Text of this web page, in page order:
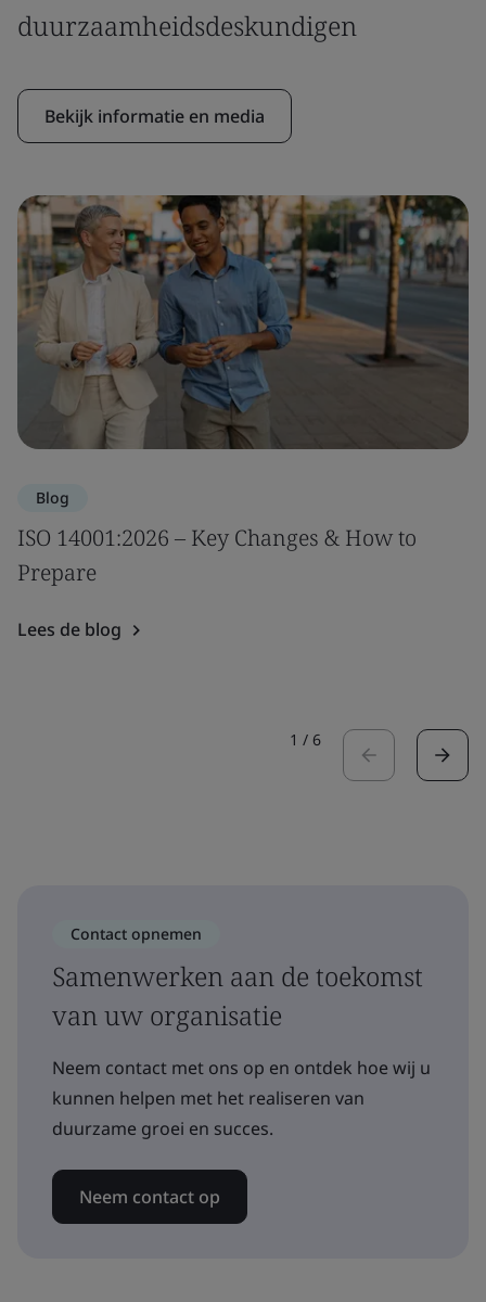
duurzaamheidsdeskundigen
Bekijk informatie en media
Blog
ISO 14001:2026 – Key Changes & How to
Prepare
Lees de blog
1 / 6
Contact opnemen
Samenwerken aan de toekomst
van uw organisatie
Neem contact met ons op en ontdek hoe wij u
kunnen helpen met het realiseren van
duurzame groei en succes.
Neem contact op